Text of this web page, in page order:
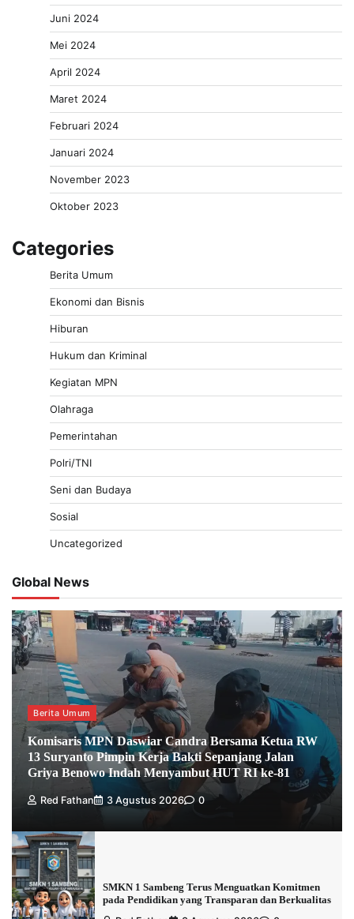
Juni 2024
Mei 2024
April 2024
Maret 2024
Februari 2024
Januari 2024
November 2023
Oktober 2023
Categories
Berita Umum
Ekonomi dan Bisnis
Hiburan
Hukum dan Kriminal
Kegiatan MPN
Olahraga
Pemerintahan
Polri/TNI
Seni dan Budaya
Sosial
Uncategorized
Global News
Berita Umum
Komisaris MPN Daswiar Candra Bersama Ketua RW
13 Suryanto Pimpin Kerja Bakti Sepanjang Jalan
Griya Benowo Indah Menyambut HUT RI ke-81
Red Fathan 3 Agustus 2026 0
SMKN 1 Sambeng Terus Menguatkan Komitmen
pada Pendidikan yang Transparan dan Berkualitas